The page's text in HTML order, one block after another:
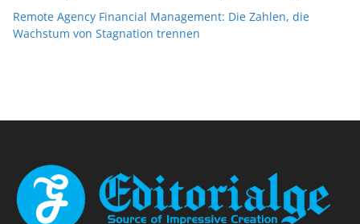
Remote Agency Financial Management: Die Zahlen, die
Wachstum von Stagnation trennen